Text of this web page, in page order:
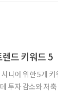
드 키워드 5
드. ‘라이프 트렌드 2023’